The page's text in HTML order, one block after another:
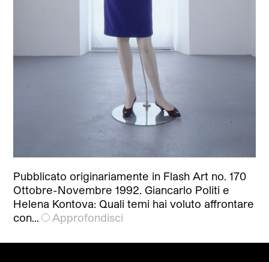
Pubblicato originariamente in Flash Art no. 170
Ottobre-Novembre 1992. Giancarlo Politi e
Helena Kontova: Quali temi hai voluto affrontare
con…
Approfondisci